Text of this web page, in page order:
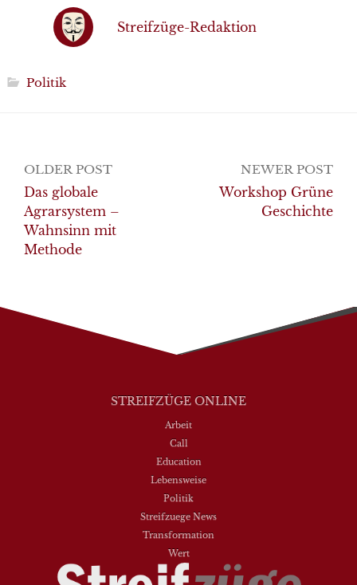
Streifzüge-Redaktion
Politik
Post
navigation
OLDER POST
Das globale
Agrarsystem –
Wahnsinn mit
Methode
NEWER POST
Workshop Grüne
Geschichte
STREIFZÜGE ONLINE
Arbeit
Call
Education
Lebensweise
Politik
Streifzuege News
Transformation
Wert